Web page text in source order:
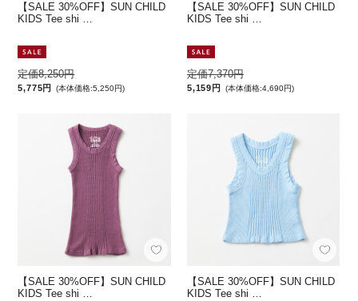
【SALE 30%OFF】SUN CHILD
KIDS Tee shi …
定価8,250円
5,775円 (本体価格:5,250円)
【SALE 30%OFF】SUN CHILD
KIDS Tee shi …
定価7,370円
5,159円 (本体価格:4,690円)
【SALE 30%OFF】SUN CHILD
KIDS Tee shi …
【SALE 30%OFF】SUN CHILD
KIDS Tee shi …